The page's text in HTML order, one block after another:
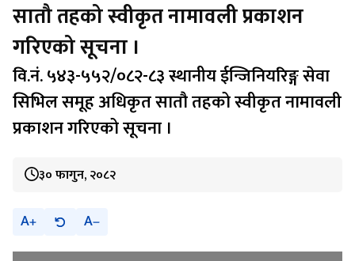
सातौ तहको स्वीकृत नामावली प्रकाशन
गरिएको सूचना ।
वि.नं. ५४३-५५२/०८२-८३ स्थानीय ईन्जिनियरिङ्ग सेवा
सिभिल समूह अधिकृत सातौ तहको स्वीकृत नामावली
प्रकाशन गरिएको सूचना ।
३० फागुन, २०८२
A A